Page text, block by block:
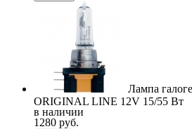
Лампа
ORIGINAL LINE 12V 15/55 Вт
в наличии
1280 руб.